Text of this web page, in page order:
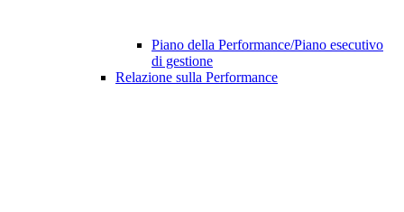
Piano della Performance/Piano esecutivo
di gestione
Relazione sulla Performance